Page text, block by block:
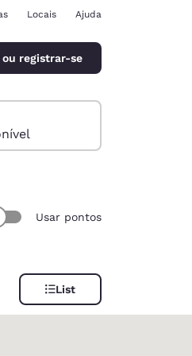
Locais Ajuda
registrar-se
Usar pontos
List